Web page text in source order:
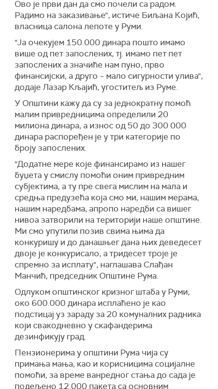
Ово је први дан да смо почели са радом.
Радимо на заказивање", истиче Биљана Којић,
власница салона лепоте у Руми.
"Ја очекујем 150.000 динара пошто имамо
више од пет запослених, тј. имамо пет пет
запослених а значиће нам пуно, прво
финансијски, а друго – мало сигурности улива",
додаје Лазар Кљајић, угоститељ из Руме.
У Општини кажу да су за једнократну помоћ
малим привредницима определили 20
милиона динара, а износ од 50 до 300 000
динара распоређен је у три категорије по
броју запослених.
"Додатне мере које финансирамо из нашег
буџета у смислу помоћи оним привредним
субјектима, а ту пре свега мислим на мала и
средња предузећа која смо ми, нашим мерама,
нашим наредбама, апропо наредби са вишег
нивоа затворили на територији наше општине.
Ми смо упутили позив свима њима да
конкуришу и до данашњег дана њих деведесет
двоје је конкурисало, а тридесет троје је
спремно за исплату", наглашава Слађан
Манчић, председник Општине Рума.
Одлуком општинског кризног штаба у Руми,
око 600.000 динара исплаћено је као
подстицај уз зараду за 20 комуналних радника
који свакодневно у скафандерима
дезинфикују град.
Пензионерима у општини Рума чија су
примања мања, као и корисницима социјалне
помоћи, за време ванредног стања до сада је
подељено 12.000 пакета са основним